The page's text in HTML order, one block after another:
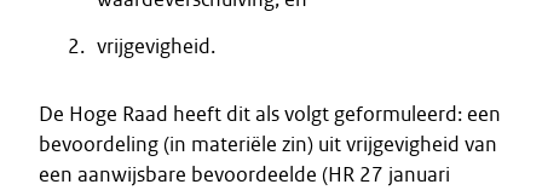
vrijgevigheid.
De Hoge Raad heeft dit als volgt geformuleerd: een
bevoordeling (in materiële zin) uit vrijgevigheid van
een aanwijsbare bevoordeelde (HR 27 januari